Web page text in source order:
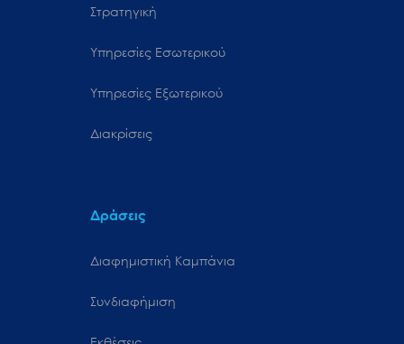
Στρατηγική
Υπηρεσίες Εσωτερικού
Υπηρεσίες Εξωτερικού
Διακρίσεις
Δράσεις
Διαφημιστική Καμπάνια
Συνδιαφήμιση